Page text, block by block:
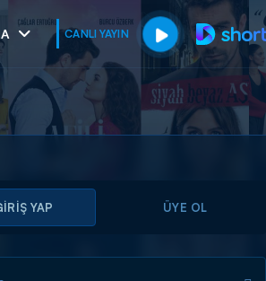
CANLI YAYIN
YAP ÜYE OL